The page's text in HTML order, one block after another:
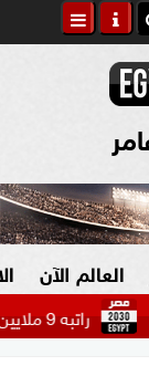
العالم الآن
بيراميدز يتحرك لضم مهاجم الاتحاد السعودي...